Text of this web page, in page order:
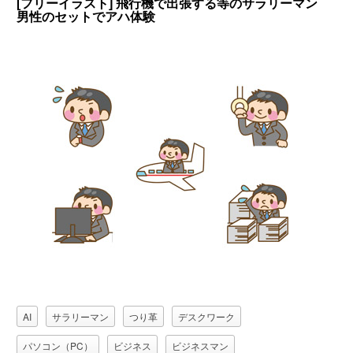
[フリーイラスト] 飛行機で出張する等のサラリーマン
男性のセットでアハ体験
AI サラリーマン つり革 デスクワーク
パソコン（PC） ビジネス ビジネスマン